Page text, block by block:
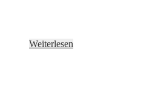
Weiterlesen